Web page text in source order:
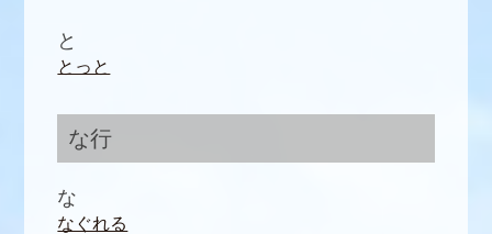
と
とっと
な行
な
なぐれる